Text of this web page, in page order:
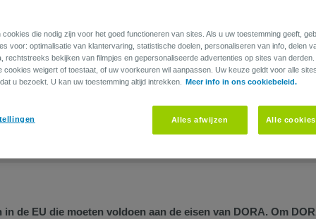
de bijdrage van het IT-team
de EU die moeten voldoen aan de eisen van DORA. Om
cookies die nodig zijn voor het goed functioneren van sites. Als u uw toestemming geeft,
voor: optimalisatie van klantervaring, statistische doelen, personaliseren van info, delen
rechtstreeks bekijken van filmpjes en gepersonaliseerde advertenties op sites van
cookies weigert of toestaat, of uw voorkeuren wil aanpassen. Uw keuze geldt voor alle
u bezoekt. U kan uw toestemming altijd intrekken.
Meer info in ons cookiebeleid.
Alles afwijzen Alle